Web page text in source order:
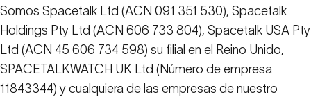
Somos Spacetalk Ltd (ACN 091 351 530), Spacetalk
Holdings Pty Ltd (ACN 606 733 804), Spacetalk USA Pty
Ltd (ACN 45 606 734 598) su filial en el Reino Unido,
SPACETALKWATCH UK Ltd (Número de empresa
11843344) y cualquiera de las empresas de nuestro